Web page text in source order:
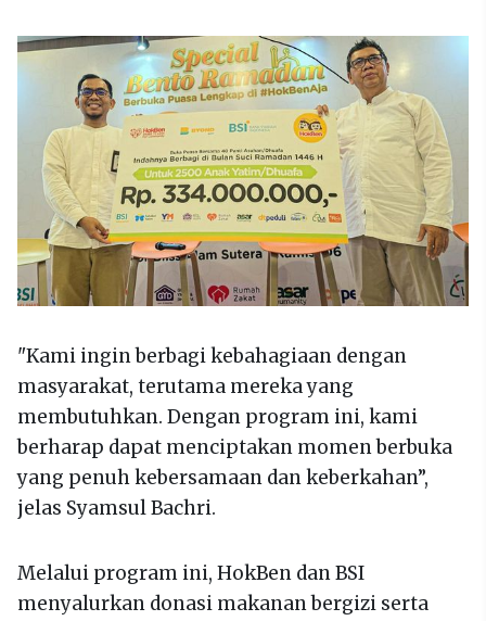
"Kami ingin berbagi kebahagiaan dengan
masyarakat, terutama mereka yang
membutuhkan. Dengan program ini, kami
berharap dapat menciptakan momen berbuka
yang penuh kebersamaan dan keberkahan”,
jelas Syamsul Bachri.
Melalui program ini, HokBen dan BSI
menyalurkan donasi makanan bergizi serta